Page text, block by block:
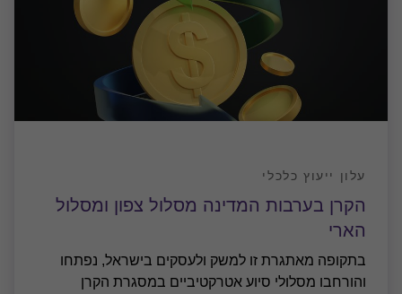
הקרן בערבות המדינה מסלול צפון ומסלול
הארי
עלון ייעוץ כלכלי
בתקופה מאתגרת זו למשק ולעסקים בישראל, נפתחו
והורחבו מסלולי סיוע אטרקטיביים במסגרת הקרן